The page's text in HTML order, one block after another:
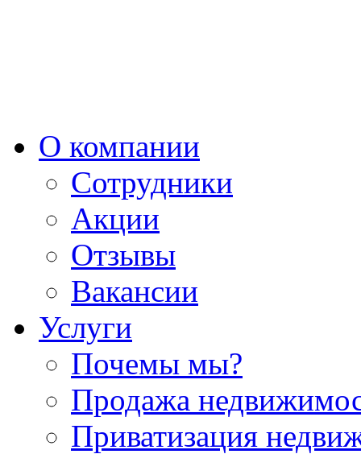
О компании
Сотрудники
Акции
Отзывы
Вакансии
Услуги
Почемы мы?
Продажа
Приватизация